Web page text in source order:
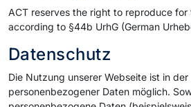
ACT reserves the right to reproduce
according to §44b UrhG (German
Datenschutz
Die Nutzung unserer Webseite ist in
personenbezogener Daten möglich.